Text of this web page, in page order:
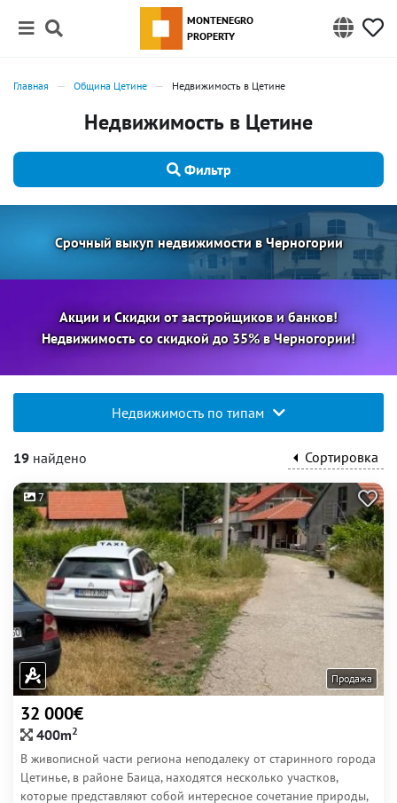
MONTENEGRO
PROPERTY
Главная Община Цетине Недвижимость в Цетине
Недвижимость в Цетине
Фильтр
Срочный выкуп недвижимости в Черногории
Акции и Скидки от застройщиков и банков!
Недвижимость со скидкой до 35% в Черногории!
Недвижимость по типам
19 найдено Сортировка
7
Продажа
32 000€
400m2
В живописной части региона неподалеку от старинного города
Цетинье, в районе Баица, находятся несколько участков,
которые представляют собой интересное сочетание природы,